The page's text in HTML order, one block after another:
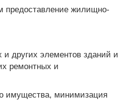
предоставление жилищно-
и других элементов зданий и
ремонтных и
имущества, минимизация